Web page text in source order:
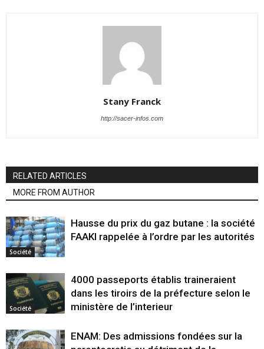
Stany Franck
http://sacer-infos.com
RELATED ARTICLES
MORE FROM AUTHOR
Société
Hausse du prix du gaz butane : la société
FAAKI rappelée à l’ordre par les autorités
Société
4000 passeports établis traineraient
dans les tiroirs de la préfecture selon le
ministère de l’interieur
ENAM: Des admissions fondées sur la